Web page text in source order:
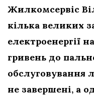
Жилкомсервіс
кілька великих
електроенергії
гривень до
обслуговування
не завершені, а